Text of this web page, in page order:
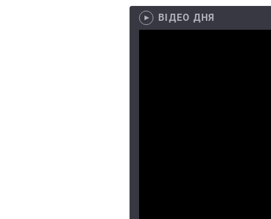
ВІДЕО ДНЯ